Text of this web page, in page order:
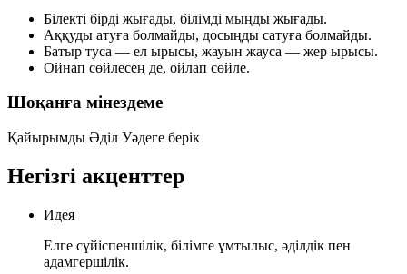
Білекті бірді жығады, білімді мыңды жығады.
Аққуды атуға болмайды, досыңды сатуға болмайды.
Батыр туса — ел ырысы, жауын жауса — жер ырысы.
Ойнап сөйлесең де, ойлап сөйле.
Шоқанға мінездеме
Қайырымды Әділ Уәдеге берік
Негізгі акценттер
Идея
Елге сүйіспеншілік, білімге ұмтылыс, әділдік пен
адамгершілік.